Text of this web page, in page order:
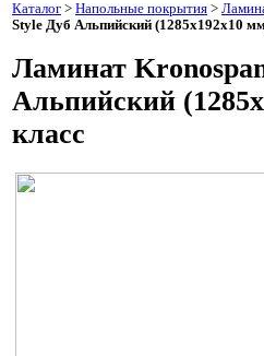
Каталог > Напольные покрытия >
Style Дуб Альпийский (1285x192x10
Ламинат
Альпийский
класс